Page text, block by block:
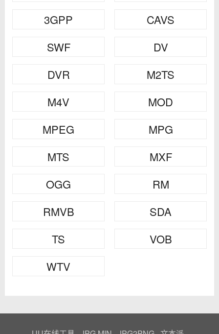
3GPP
CAVS
SWF
DV
DVR
M2TS
M4V
MOD
MPEG
MPG
MTS
MXF
OGG
RM
RMVB
SDA
TS
VOB
WTV